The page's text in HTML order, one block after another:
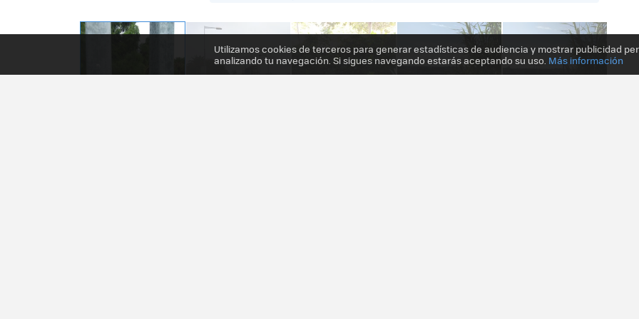
Utilizamos cookies de terceros para generar estadísticas de audiencia y mostrar publicidad
analizando tu navegación. Si sigues navegando estarás aceptando su uso. Más información